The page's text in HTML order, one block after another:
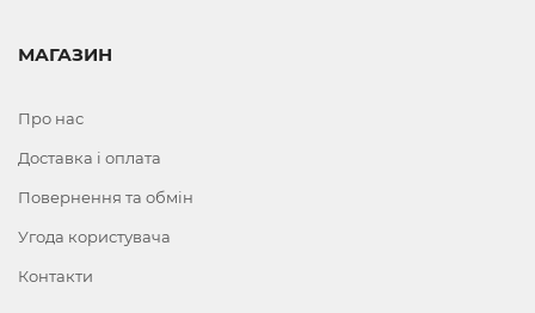
МАГАЗИН
Про нас
Доставка і оплата
Повернення та обмін
Угода користувача
Контакти